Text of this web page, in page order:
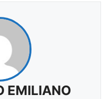
EMILIANO